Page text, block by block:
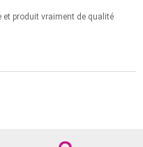
et produit vraiment de qualité